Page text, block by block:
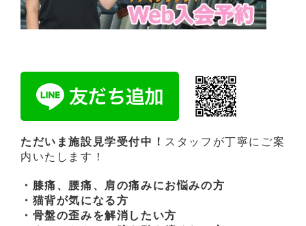
ただいま施設見学受付中！ スタッフが丁寧にご案
内いたします！
・膝痛、腰痛、肩の痛みにお悩みの方
・猫背が気になる方
・骨盤の歪みを解消したい方